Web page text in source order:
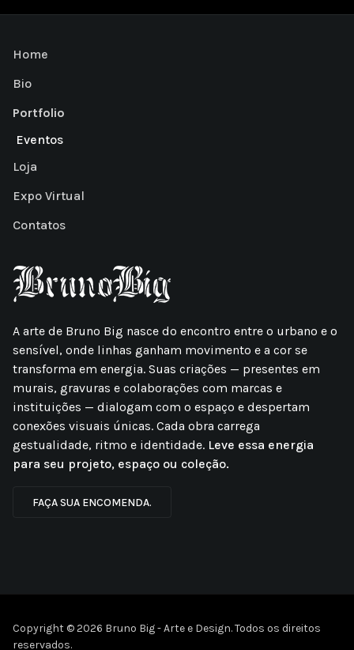
Home
Bio
Portfolio
Eventos
Loja
Expo Virtual
Contatos
A arte de Bruno Big nasce do encontro entre o urbano e o
sensível, onde linhas ganham movimento e a cor se
transforma em energia. Suas criações — presentes em
murais, gravuras e colaborações com marcas e
instituições — dialogam com o espaço e despertam
conexões visuais únicas. Cada obra carrega
gestualidade, ritmo e identidade. Leve essa energia
para seu projeto, espaço ou coleção.
FAÇA SUA ENCOMENDA.
Copyright © 2026 Bruno Big - Arte e Design. Todos os direitos
reservados.